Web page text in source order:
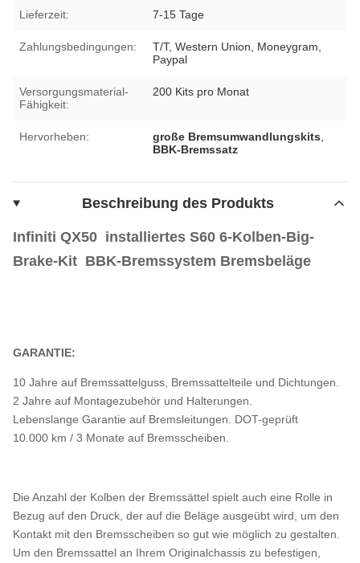
Lieferzeit: 7-15 Tage
Zahlungsbedingungen:
T/T, Western Union, Moneygram,
Paypal
Versorgungsmaterial-
Fähigkeit:
200 Kits pro Monat
Hervorheben: große Bremsumwandlungskits
BBK-Bremssatz
Beschreibung des Produkts
Infiniti QX50 installiertes S60 6-Kolben-Big-
Brake-Kit BBK-Bremssystem Bremsbeläge
GARANTIE:
10 Jahre auf Bremssattelguss, Bremssattelteile und Dichtungen.
2 Jahre auf Montagezubehör und Halterungen.
Lebenslange Garantie auf Bremsleitungen. DOT-geprüft
10.000 km / 3 Monate auf Bremsscheiben.
Die Anzahl der Kolben der Bremssättel spielt auch eine Rolle in
Bezug auf den Druck, der auf die Beläge ausgeübt wird, um den
Kontakt mit den Bremsscheiben so gut wie möglich zu gestalten.
Um den Bremssattel an Ihrem Originalchassis zu befestigen,